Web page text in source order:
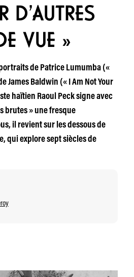
D’AUTRES
VUE »
de Patrice Lumumba («
James Baldwin (« I Am Not Your
haïtien Raoul Peck signe avec
brutes » une fresque
il revient sur les dessous de
qui explore sept siècles de